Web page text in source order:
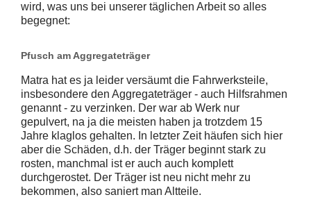
wird, was uns bei unserer täglichen Arbeit so alles
begegnet:
Pfusch am Aggregateträger
Matra hat es ja leider versäumt die Fahrwerksteile,
insbesondere den Aggregateträger - auch Hilfsrahmen
genannt - zu verzinken. Der war ab Werk nur
gepulvert, na ja die meisten haben ja trotzdem 15
Jahre klaglos gehalten. In letzter Zeit häufen sich hier
aber die Schäden, d.h. der Träger beginnt stark zu
rosten, manchmal ist er auch auch komplett
durchgerostet. Der Träger ist neu nicht mehr zu
bekommen, also saniert man Altteile.